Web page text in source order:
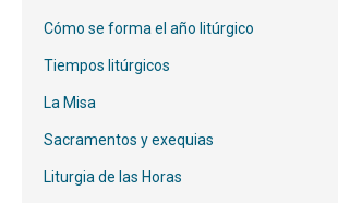
ACTUALIDAD
BLOG
CONTACTO
MI CUENTA
Cómo se forma el año litúrgico
Tiempos litúrgicos
La Misa
Sacramentos y exequias
Liturgia de las Horas